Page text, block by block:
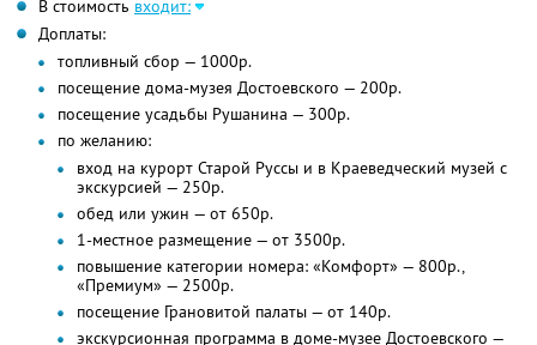
В стоимость входит:
Доплаты:
топливный сбор — 1000р.
посещение дома-музея Достоевского — 200р.
посещение усадьбы Рушанина — 300р.
по желанию:
вход на курорт Старой Руссы и в Краеведческий музей с
экскурсией — 250р.
обед или ужин — от 650р.
1-местное размещение — от 3500р.
повышение категории номера: «Комфорт» — 800р.,
«Премиум» — 2500р.
посещение Грановитой палаты — от 140р.
экскурсионная программа в доме-музее Достоевского —